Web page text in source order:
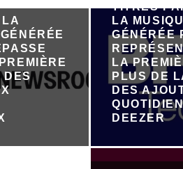
LA
DES
TITRES
LA
GÉNÉRÉE
LA
PLUS DE
DES
DEEZER